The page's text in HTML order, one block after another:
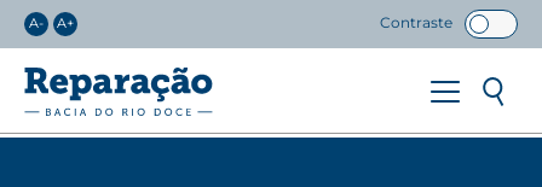
A- A+ Contraste